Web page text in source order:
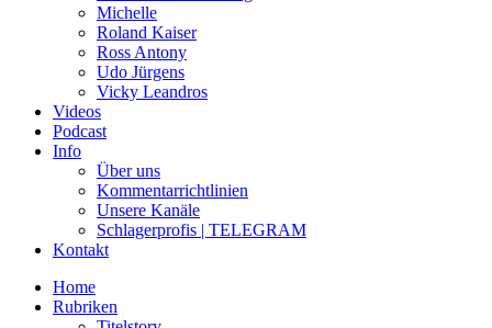
Michelle
Roland Kaiser
Ross Antony
Udo Jürgens
Vicky Leandros
Videos
Podcast
Info
Über uns
Kommentarrichtlinien
Unsere Kanäle
Schlagerprofis | TELEGRAM
Kontakt
Home
Rubriken